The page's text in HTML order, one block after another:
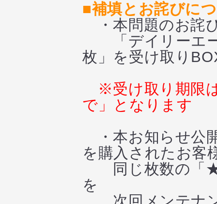
■補填とお詫びに
・本問題のお詫
「デイリーエー
枚」を受け取り
※受け取り期限
で」となります
・本お知らせ公
を購入されたお客
同じ枚数の「
を